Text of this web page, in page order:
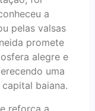
a
pelas valsas
promete
alegre e
uma
baiana.
reforça a